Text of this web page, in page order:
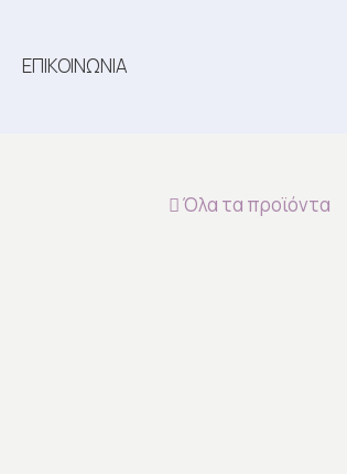
ΕΠΙΚΟΙΝΩΝΙΑ
Όλα τα προϊόντα